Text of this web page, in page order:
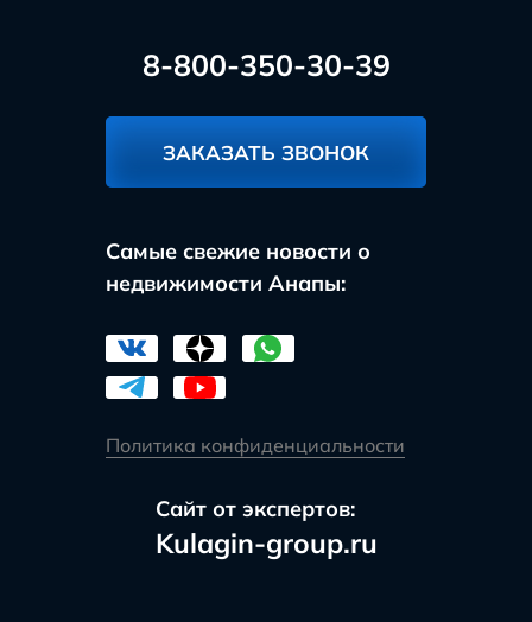
8-800-350-30-39
ЗАКАЗАТЬ ЗВОНОК
Самые свежие новости о
недвижимости Анапы:
Политика конфиденциальности
Сайт от экспертов:
Kulagin-group.ru